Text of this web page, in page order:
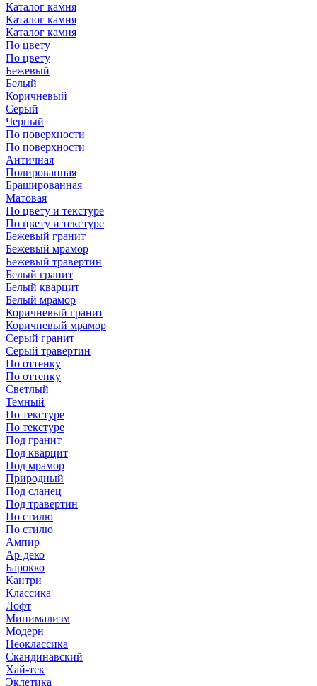
Каталог камня
Каталог камня
Каталог камня
По цвету
По цвету
Бежевый
Белый
Коричневый
Серый
Черный
По поверхности
По поверхности
Античная
Полированная
Брашированная
Матовая
По цвету и текстуре
По цвету и текстуре
Бежевый гранит
Бежевый мрамор
Бежевый травертин
Белый гранит
Белый кварцит
Белый мрамор
Коричневый гранит
Коричневый мрамор
Серый гранит
Серый травертин
По оттенку
По оттенку
Светлый
Темный
По текстуре
По текстуре
Под гранит
Под кварцит
Под мрамор
Природный
Под сланец
Под травертин
По стилю
По стилю
Ампир
Ар-деко
Барокко
Кантри
Классика
Лофт
Минимализм
Модерн
Неоклассика
Скандинавский
Хай-тек
Эклетика